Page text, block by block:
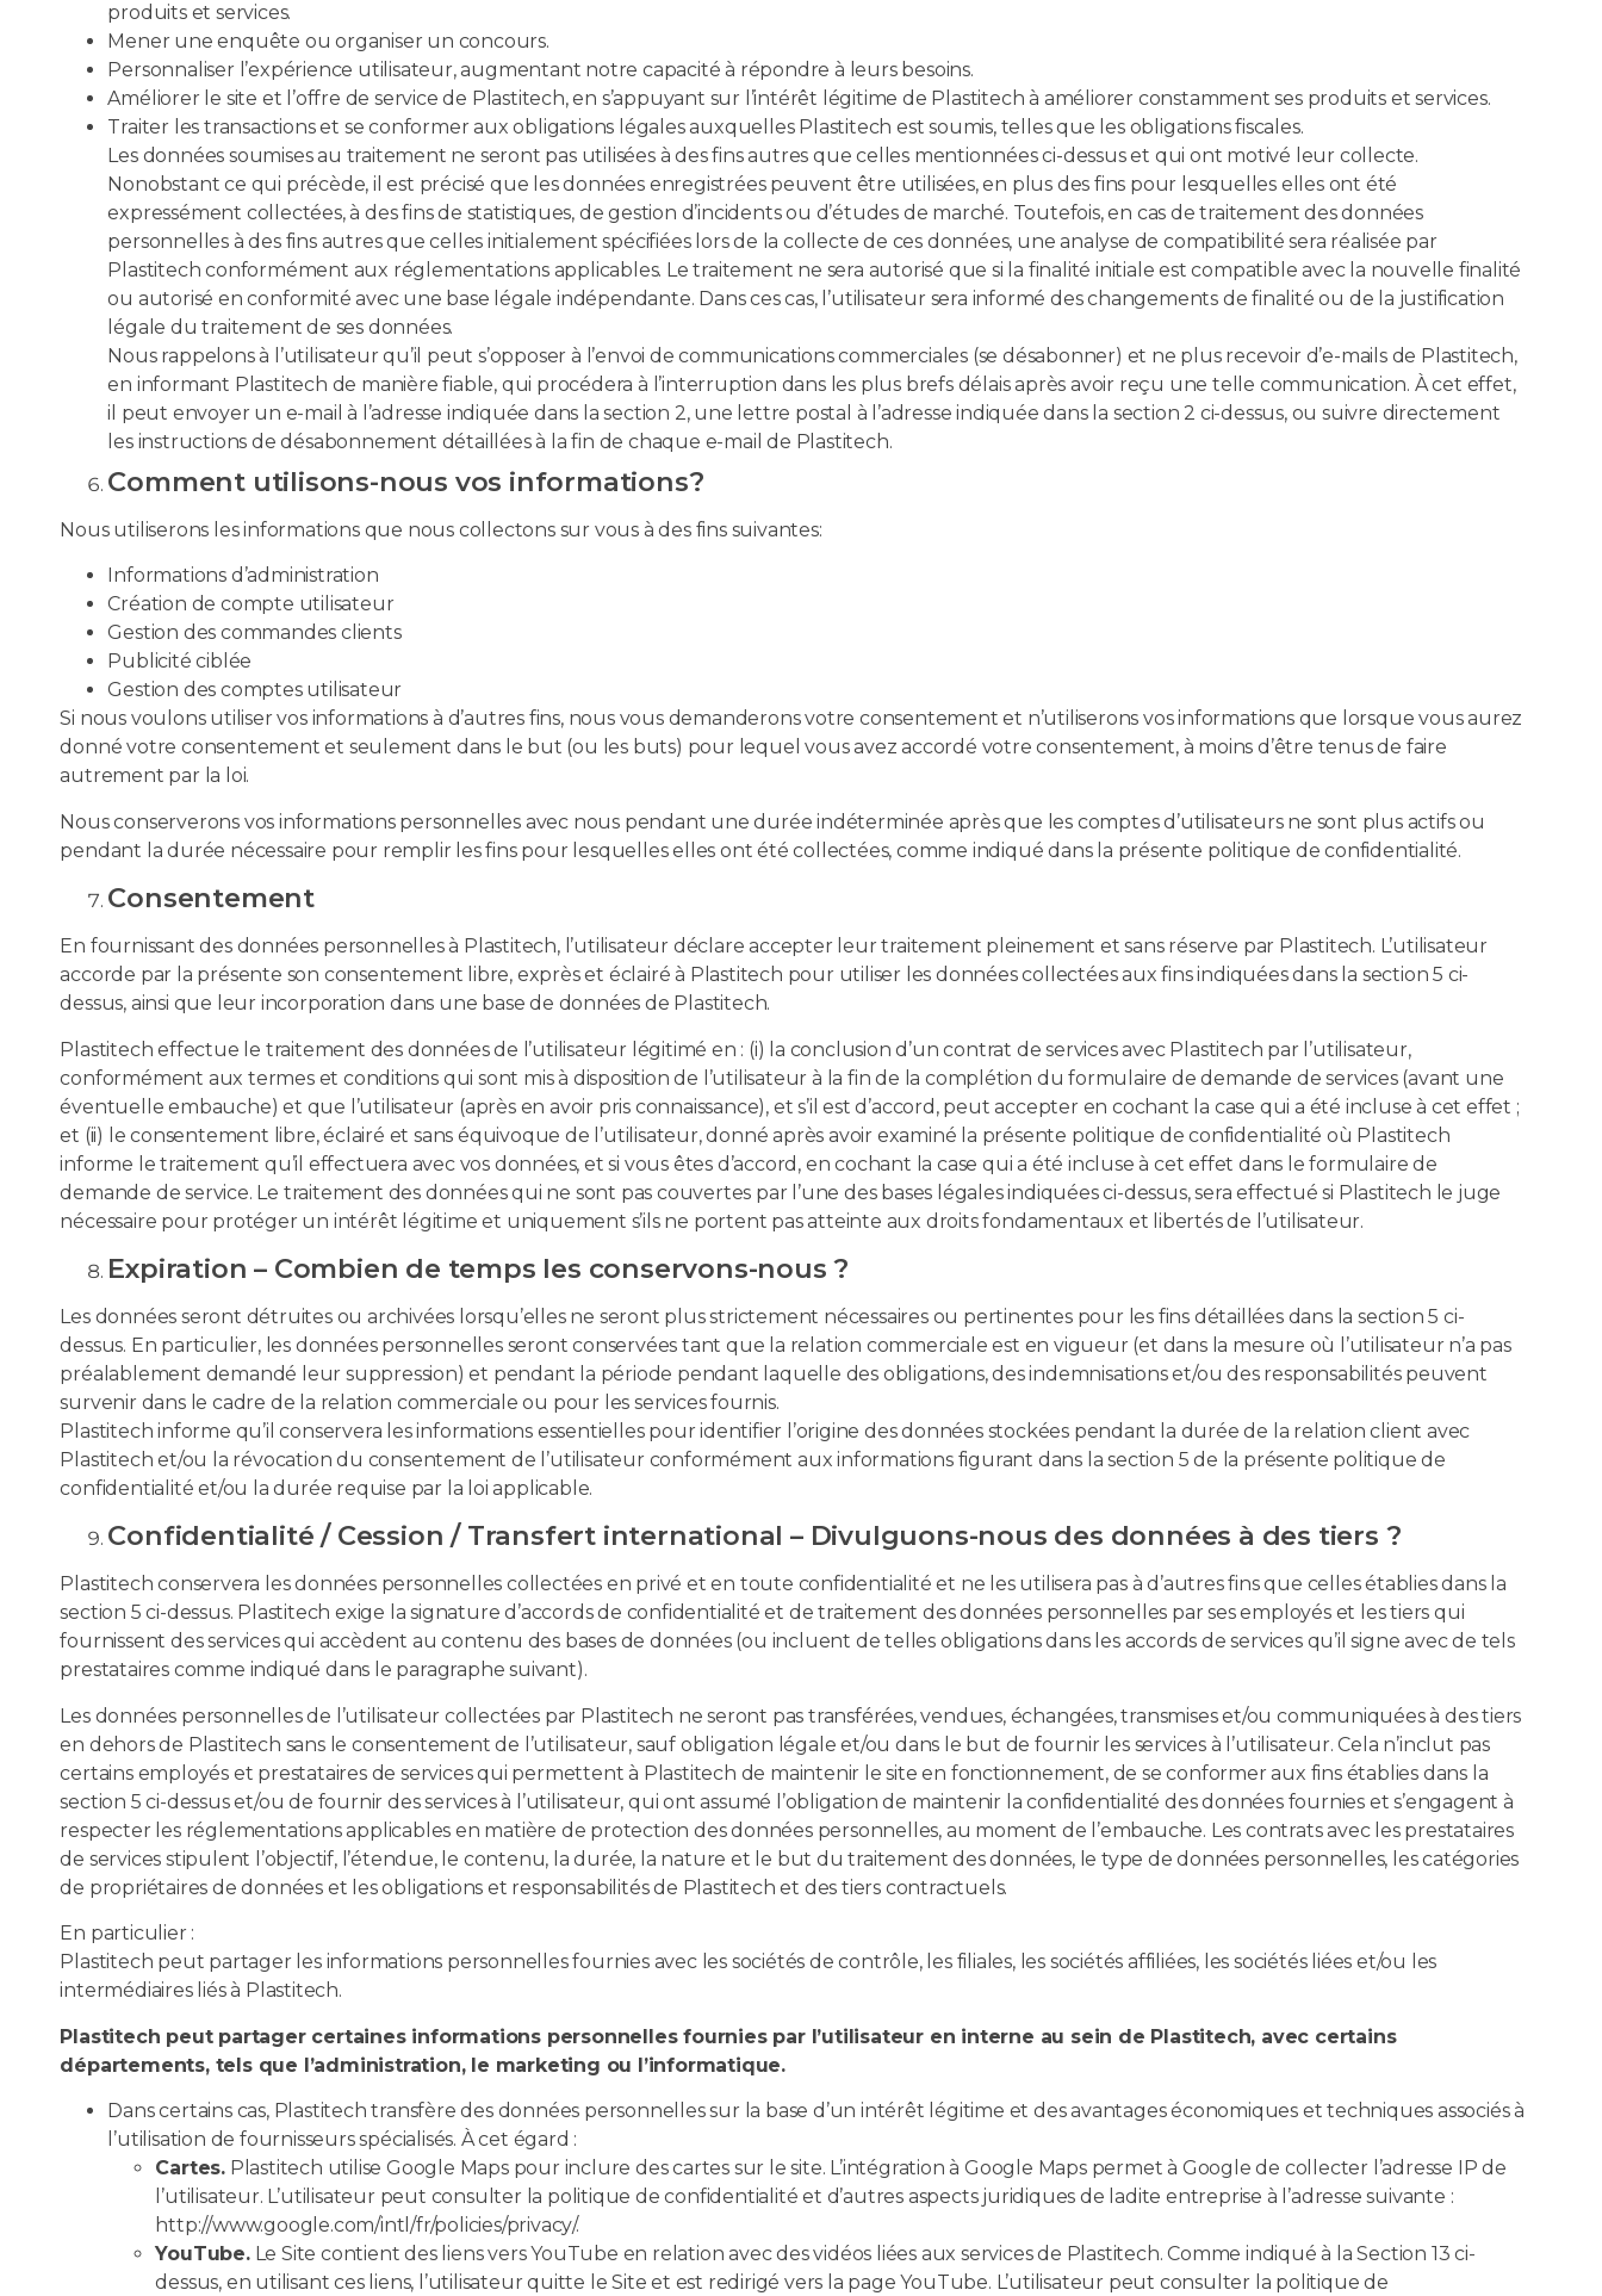
produits et services.
Mener une enquête ou organiser un concours.
Personnaliser l’expérience utilisateur, augmentant notre capacité à répondre à leurs besoins.
Améliorer le site et l’offre de service de Plastitech, en s’appuyant sur l’intérêt légitime de Plastitech à améliorer constamment ses produits et services.
Traiter les transactions et se conformer aux obligations légales auxquelles Plastitech est soumis, telles que les obligations fiscales.
Les données soumises au traitement ne seront pas utilisées à des fins autres que celles mentionnées ci-dessus et qui ont motivé leur collecte.
Nonobstant ce qui précède, il est précisé que les données enregistrées peuvent être utilisées, en plus des fins pour lesquelles elles ont été
expressément collectées, à des fins de statistiques, de gestion d’incidents ou d’études de marché. Toutefois, en cas de traitement des données
personnelles à des fins autres que celles initialement spécifiées lors de la collecte de ces données, une analyse de compatibilité sera réalisée par
Plastitech conformément aux réglementations applicables. Le traitement ne sera autorisé que si la finalité initiale est compatible avec la nouvelle finalité
ou autorisé en conformité avec une base légale indépendante. Dans ces cas, l’utilisateur sera informé des changements de finalité ou de la justification
légale du traitement de ses données.
Nous rappelons à l’utilisateur qu’il peut s’opposer à l’envoi de communications commerciales (se désabonner) et ne plus recevoir d’e-mails de Plastitech,
en informant Plastitech de manière fiable, qui procédera à l’interruption dans les plus brefs délais après avoir reçu une telle communication. À cet effet,
il peut envoyer un e-mail à l’adresse indiquée dans la section 2, une lettre postal à l’adresse indiquée dans la section 2 ci-dessus, ou suivre directement
les instructions de désabonnement détaillées à la fin de chaque e-mail de Plastitech.
Comment utilisons-nous vos informations?
Nous utiliserons les informations que nous collectons sur vous à des fins suivantes:
Informations d’administration
Création de compte utilisateur
Gestion des commandes clients
Publicité ciblée
Gestion des comptes utilisateur
Si nous voulons utiliser vos informations à d’autres fins, nous vous demanderons votre consentement et n’utiliserons vos informations que lorsque vous aurez
donné votre consentement et seulement dans le but (ou les buts) pour lequel vous avez accordé votre consentement, à moins d’être tenus de faire
autrement par la loi.
Nous conserverons vos informations personnelles avec nous pendant une durée indéterminée après que les comptes d’utilisateurs ne sont plus actifs ou
pendant la durée nécessaire pour remplir les fins pour lesquelles elles ont été collectées, comme indiqué dans la présente politique de confidentialité.
Consentement
En fournissant des données personnelles à Plastitech, l’utilisateur déclare accepter leur traitement pleinement et sans réserve par Plastitech. L’utilisateur
accorde par la présente son consentement libre, exprès et éclairé à Plastitech pour utiliser les données collectées aux fins indiquées dans la section 5 ci-
dessus, ainsi que leur incorporation dans une base de données de Plastitech.
Plastitech effectue le traitement des données de l’utilisateur légitimé en : (i) la conclusion d’un contrat de services avec Plastitech par l’utilisateur,
conformément aux termes et conditions qui sont mis à disposition de l’utilisateur à la fin de la complétion du formulaire de demande de services (avant une
éventuelle embauche) et que l’utilisateur (après en avoir pris connaissance), et s’il est d’accord, peut accepter en cochant la case qui a été incluse à cet effet ;
et (ii) le consentement libre, éclairé et sans équivoque de l’utilisateur, donné après avoir examiné la présente politique de confidentialité où Plastitech
informe le traitement qu’il effectuera avec vos données, et si vous êtes d’accord, en cochant la case qui a été incluse à cet effet dans le formulaire de
demande de service. Le traitement des données qui ne sont pas couvertes par l’une des bases légales indiquées ci-dessus, sera effectué si Plastitech le juge
nécessaire pour protéger un intérêt légitime et uniquement s’ils ne portent pas atteinte aux droits fondamentaux et libertés de l’utilisateur.
Expiration – Combien de temps les conservons-nous ?
Les données seront détruites ou archivées lorsqu’elles ne seront plus strictement nécessaires ou pertinentes pour les fins détaillées dans la section 5 ci-
dessus. En particulier, les données personnelles seront conservées tant que la relation commerciale est en vigueur (et dans la mesure où l’utilisateur n’a pas
préalablement demandé leur suppression) et pendant la période pendant laquelle des obligations, des indemnisations et/ou des responsabilités peuvent
survenir dans le cadre de la relation commerciale ou pour les services fournis.
Plastitech informe qu’il conservera les informations essentielles pour identifier l’origine des données stockées pendant la durée de la relation client avec
Plastitech et/ou la révocation du consentement de l’utilisateur conformément aux informations figurant dans la section 5 de la présente politique de
confidentialité et/ou la durée requise par la loi applicable.
Confidentialité / Cession / Transfert international – Divulguons-nous des données à des tiers ?
Plastitech conservera les données personnelles collectées en privé et en toute confidentialité et ne les utilisera pas à d’autres fins que celles établies dans la
section 5 ci-dessus. Plastitech exige la signature d’accords de confidentialité et de traitement des données personnelles par ses employés et les tiers qui
fournissent des services qui accèdent au contenu des bases de données (ou incluent de telles obligations dans les accords de services qu’il signe avec de tels
prestataires comme indiqué dans le paragraphe suivant).
Les données personnelles de l’utilisateur collectées par Plastitech ne seront pas transférées, vendues, échangées, transmises et/ou communiquées à des tiers
en dehors de Plastitech sans le consentement de l’utilisateur, sauf obligation légale et/ou dans le but de fournir les services à l’utilisateur. Cela n’inclut pas
certains employés et prestataires de services qui permettent à Plastitech de maintenir le site en fonctionnement, de se conformer aux fins établies dans la
section 5 ci-dessus et/ou de fournir des services à l’utilisateur, qui ont assumé l’obligation de maintenir la confidentialité des données fournies et s’engagent à
respecter les réglementations applicables en matière de protection des données personnelles, au moment de l’embauche. Les contrats avec les prestataires
de services stipulent l’objectif, l’étendue, le contenu, la durée, la nature et le but du traitement des données, le type de données personnelles, les catégories
de propriétaires de données et les obligations et responsabilités de Plastitech et des tiers contractuels.
En particulier :
Plastitech peut partager les informations personnelles fournies avec les sociétés de contrôle, les filiales, les sociétés affiliées, les sociétés liées et/ou les
intermédiaires liés à Plastitech.
Plastitech peut partager certaines informations personnelles fournies par l’utilisateur en interne au sein de Plastitech, avec certains
départements, tels que l’administration, le marketing ou l’informatique.
Dans certains cas, Plastitech transfère des données personnelles sur la base d’un intérêt légitime et des avantages économiques et techniques associés à
l’utilisation de fournisseurs spécialisés. À cet égard :
Cartes.Plastitech utilise Google Maps pour inclure des cartes sur le site. L’intégration à Google Maps permet à Google de collecter l’adresse IP de
l’utilisateur. L’utilisateur peut consulter la politique de confidentialité et d’autres aspects juridiques de ladite entreprise à l’adresse suivante :
http://www.google.com/intl/fr/policies/privacy/.
YouTube.Le Site contient des liens vers YouTube en relation avec des vidéos liées aux services de Plastitech. Comme indiqué à la Section 13 ci-
dessus, en utilisant ces liens, l’utilisateur quitte le Site et est redirigé vers la page YouTube. L’utilisateur peut consulter la politique de